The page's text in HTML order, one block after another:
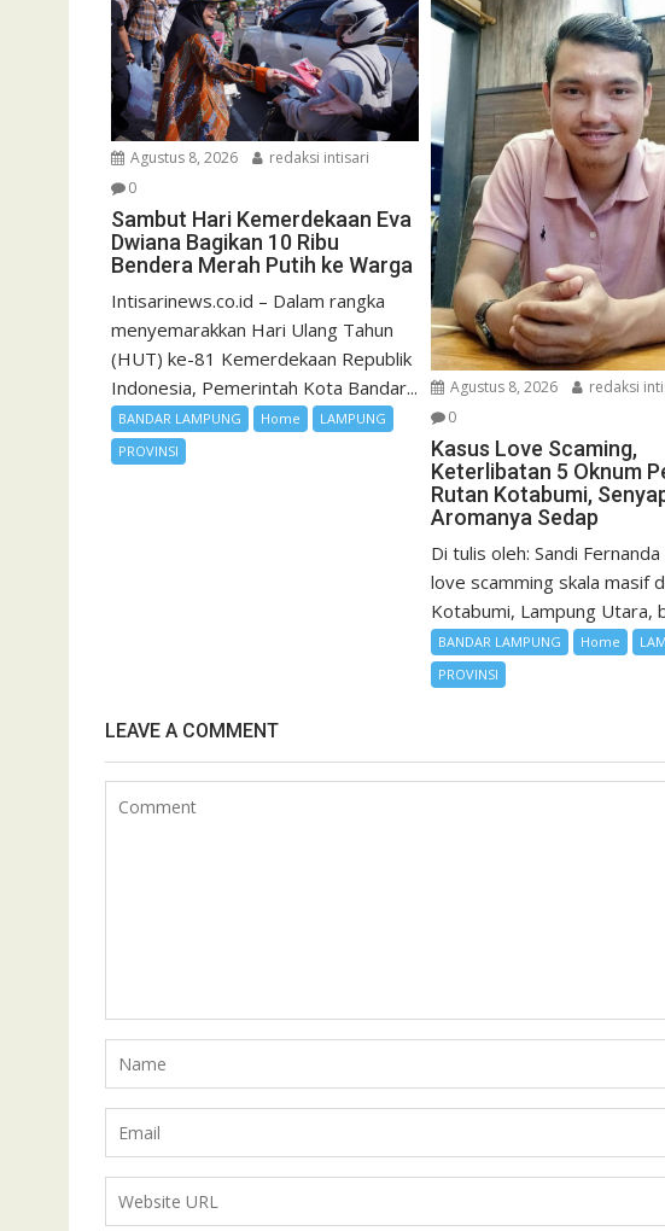
Agustus 8, 2026
redaksi intisari
0
Sambut Hari Kemerdekaan Eva
Dwiana Bagikan 10 Ribu
Bendera Merah Putih ke Warga
Intisarinews.co.id – Dalam rangka
menyemarakkan Hari Ulang Tahun
(HUT) ke-81 Kemerdekaan Republik
Indonesia, Pemerintah Kota Bandar...
BANDAR LAMPUNG Home
LAMPUNG
PROVINSI
Agustus 8, 2026
redaksi
0
Kasus Love Scaming,
Keterlibatan 5 Oknum
Rutan Kotabumi,
Aromanya Sedap
Di tulis oleh: Sandi
love scamming skala masif
Kotabumi, Lampung Utara,
BANDAR LAMPUNG Home
PROVINSI
LEAVE A COMMENT